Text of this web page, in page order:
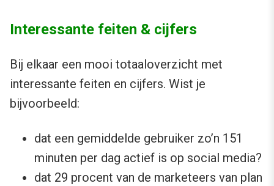
Interessante feiten & cijfers
Bij elkaar een mooi totaaloverzicht met
interessante feiten en cijfers. Wist je
bijvoorbeeld:
dat een gemiddelde gebruiker zo’n 151
minuten per dag actief is op social media?
dat 29 procent van de marketeers van plan